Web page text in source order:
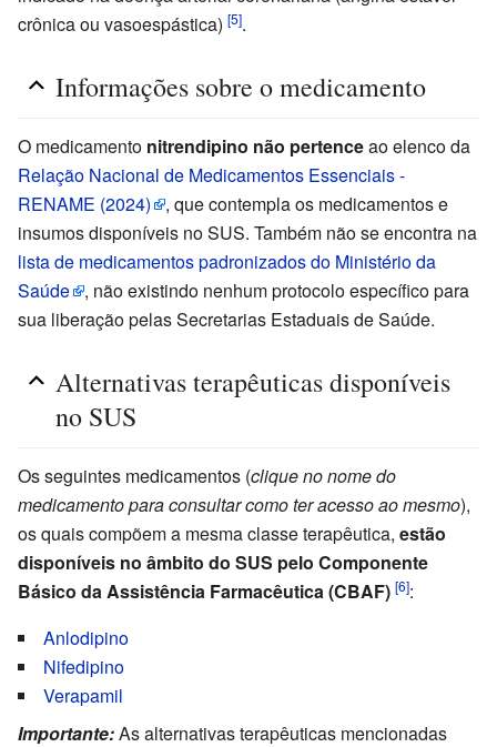
crônica ou vasoespástica) [5].
Informações sobre o medicamento
O medicamento nitrendipino não pertenceao elenco da
Relação Nacional de Medicamentos Essenciais -
RENAME (2024)
, que contempla os medicamentos e
insumos disponíveis no SUS. Também não se encontra na
lista de medicamentos padronizados do Ministério da
Saúde
, não existindo nenhum protocolo específico para
sua liberação pelas Secretarias Estaduais de Saúde.
Alternativas terapêuticas disponíveis
no SUS
Os seguintes medicamentos (clique no nome do
medicamento para consultar como ter acesso ao mesmo),
os quais compõem a mesma classe terapêutica, estão
disponíveis no âmbito do SUS pelo Componente
Básico da Assistência Farmacêutica (CBAF) [6]:
Anlodipino
Nifedipino
Verapamil
Importante:As alternativas terapêuticas mencionadas